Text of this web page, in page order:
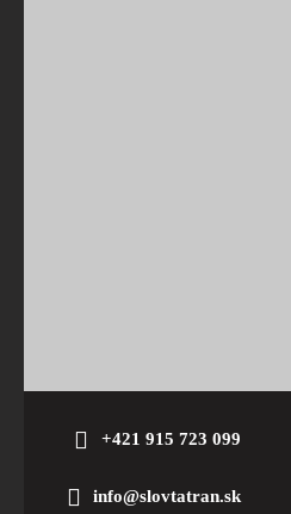
+421 915 723 099
info@slovtatran.sk